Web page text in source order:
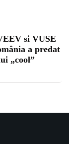
si VUSE
a predat
„cool”